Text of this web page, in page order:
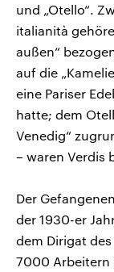
und „Otello“.
italianità
außen“
auf die
eine Pariser
hatte; dem
Venedig“
– waren Verdis
Der
der 1930-er
dem Dirigat
7000 Arbeitern